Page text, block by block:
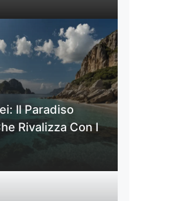
Il Paradiso
Rivalizza Con I